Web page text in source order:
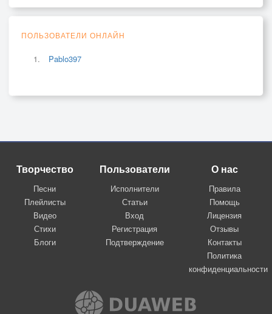
ПОЛЬЗОВАТЕЛИ ОНЛАЙН
Pablo397
Творчество
Песни
Плейлисты
Видео
Стихи
Блоги
Пользователи
Исполнители
Статьи
Вход
Регистрация
Подтверждение
О нас
Правила
Помощь
Лицензия
Отзывы
Контакты
Политика
конфиденциальности